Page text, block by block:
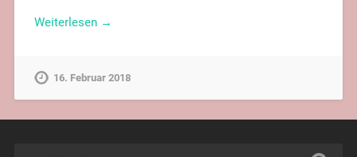
Weiterlesen →
16. Februar 2018